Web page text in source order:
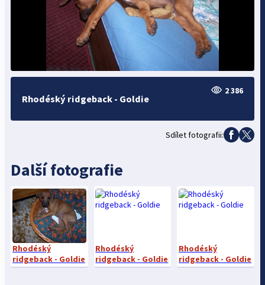
Rhodéský ridgeback - Goldie
2 386
Sdílet fotografii:
Další fotografie
Rhodéský
ridgeback - Goldie
Rhodéský
ridgeback - Goldie
Rhodéský
ridgeback - Goldie